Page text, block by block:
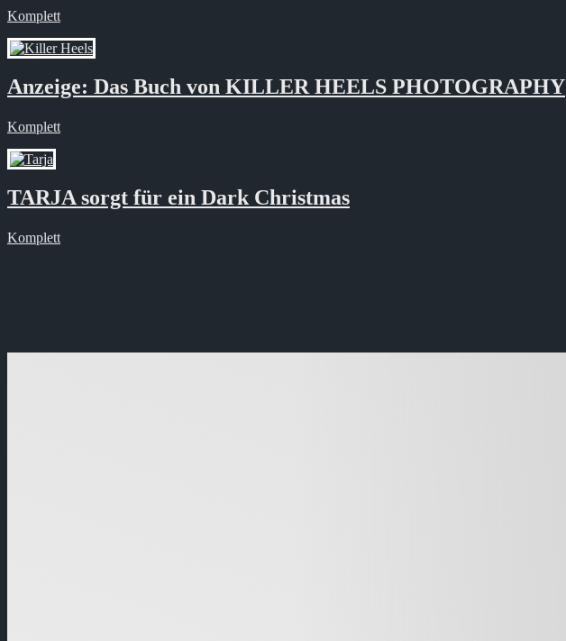
Komplett
Anzeige: Das Buch von KILLER HEELS PHOTOGRAPHY
Komplett
TARJA sorgt für ein Dark Christmas
Komplett